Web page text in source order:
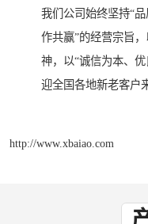
我们公司始终坚持“
作共赢”的经营宗旨
神，以“诚信为本、
迎全国各地新老客户
http://www.xbaiao.com